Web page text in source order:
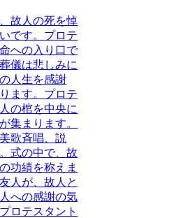
故人の死を悼
です。 プロテ
への入り口で
儀は悲しみに
人生を感謝
ます。プロテ
の棺を中央に
集まります。
歌斉唱、説
式の中で、故
功績を称えま
人が、故人と
への感謝の気
ロテスタント